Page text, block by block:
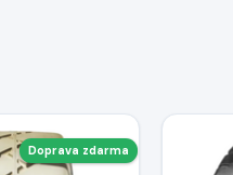
Doprava zdarma